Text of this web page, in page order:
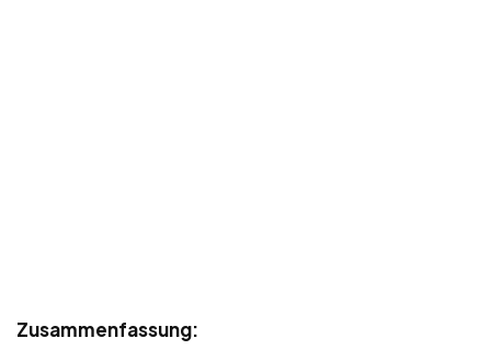
Zusammenfassung: